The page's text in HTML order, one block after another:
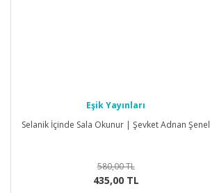
Eşik Yayınları
Selanik İçinde Sala Okunur | Şevket Adnan Şenel
580,00 TL
435,00 TL